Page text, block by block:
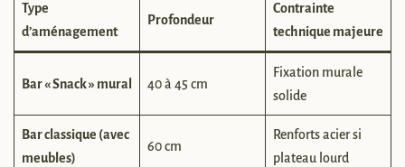
Type
d’aménagement
Profondeur
Contrainte
technique majeure
Bar « Snack » mural 40 à 45 cm
Fixation murale
solide
Bar classique (avec
meubles)
60 cm
Renforts acier si
plateau lourd